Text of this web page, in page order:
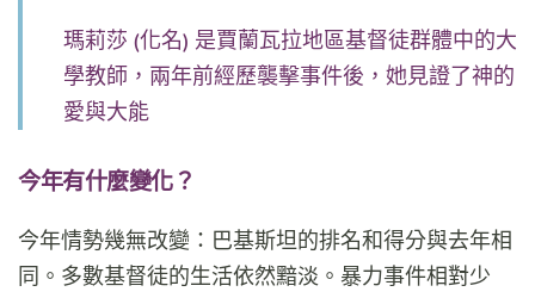
瑪莉莎 (化名) 是賈蘭瓦拉地區基督徒群體中的大
學教師，兩年前經歷襲擊事件後，她見證了神的
愛與大能
今年有什麼變化？
今年情勢幾無改變：巴基斯坦的排名和得分與去年相
同。多數基督徒的生活依然黯淡。暴力事件相對少